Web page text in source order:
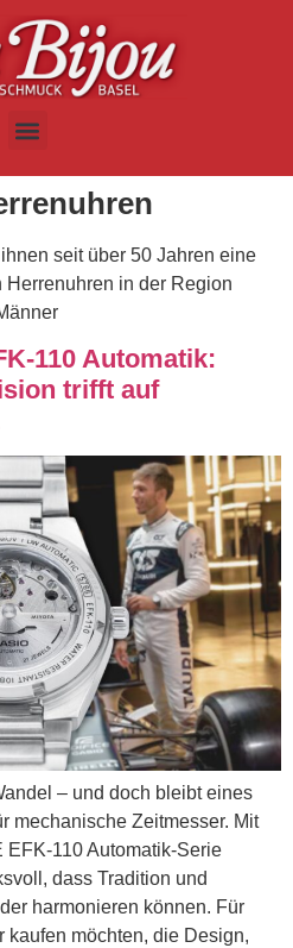
seit über 50 Jahren eine
in der Region
110 Automatik:
trifft auf
– und doch bleibt eines
mechanische Zeitmesser. Mit
110 Automatik-Serie
dass Tradition und
harmonieren können. Für
kaufen möchten, die Design,